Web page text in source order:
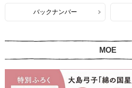
バックナンバー
MOE